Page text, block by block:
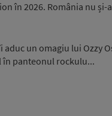
în 2026. România nu
un omagiu lui Ozzy
în panteonul rockulu...